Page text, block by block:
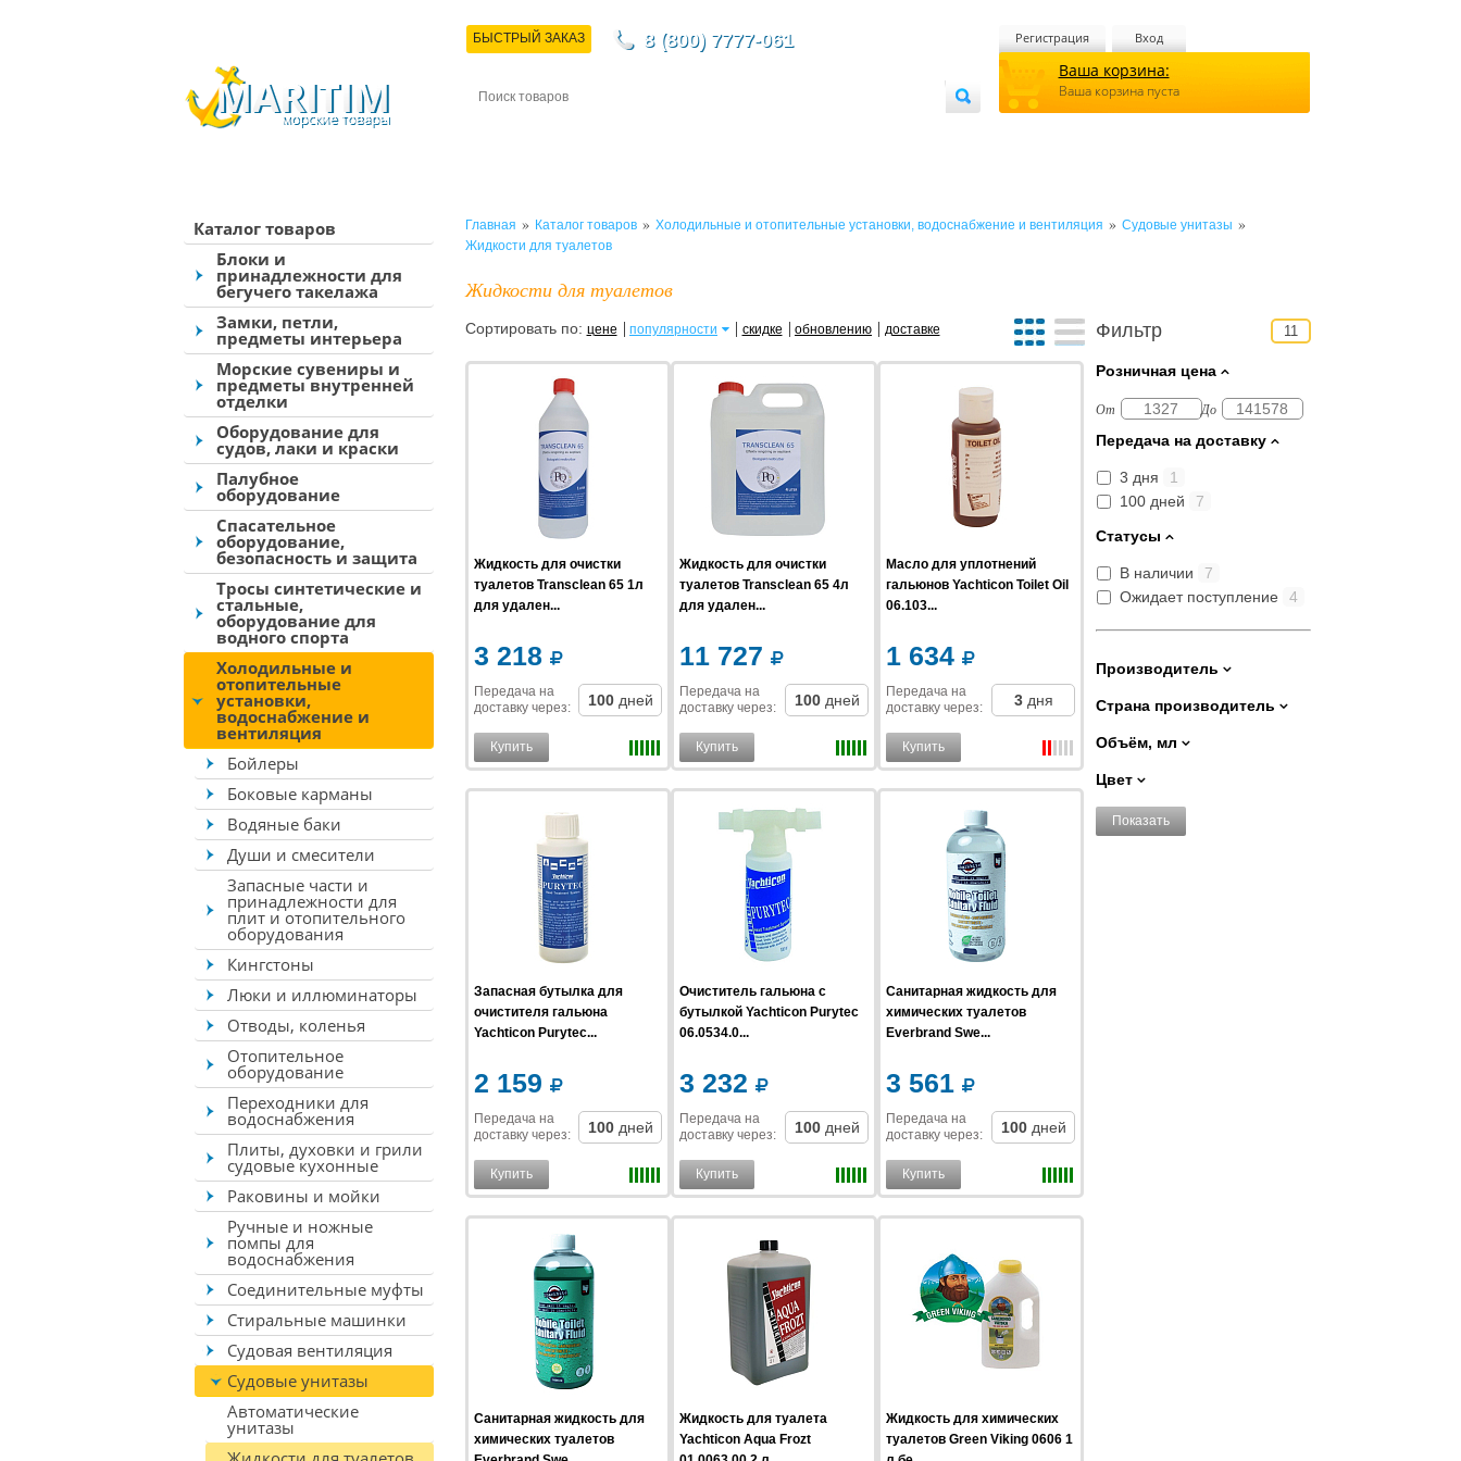
Регистрация Вход
Ваша корзина:
Ваша корзина пуста
БЫСТРЫЙ ЗАКАЗ 8 (800) 7777-061
Каталог товаров
Блоки и
принадлежности для
бегучего такелажа
Замки, петли,
предметы интерьера
Морские сувениры и
предметы внутренней
отделки
Оборудование для
судов, лаки и краски
Палубное
оборудование
Спасательное
оборудование,
безопасность и защита
Тросы синтетические и
стальные,
оборудование для
водного спорта
Холодильные и
отопительные
установки,
водоснабжение и
вентиляция
Бойлеры
Боковые карманы
Водяные баки
Души и смесители
Запасные части и
принадлежности для
плит и отопительного
оборудования
Кингстоны
Люки и иллюминаторы
Отводы, коленья
Отопительное
оборудование
Переходники для
водоснабжения
Плиты, духовки и грили
судовые кухонные
Раковины и мойки
Ручные и ножные
помпы для
водоснабжения
Соединительные муфты
Стиральные машинки
Судовая вентиляция
Судовые унитазы
Автоматические
унитазы
Главная » Каталог товаров» Холодильные и отопительные установки, водоснабжение и вентиляция » Судовые унитазы »
Жидкости для туалетов
Жидкости для туалетов
Фильтр 11
Розничная цена
От До
Передача на доставку
3 дня
1
100 дней
7
Статусы
В наличии
7
Ожидает поступление
4
Производитель
Страна производитель
Объём, мл
Цвет
Показать
Сортировать по: цене популярности скидке обновлению доставке
Жидкость для очистки
туалетов Transclean 65 1л
для удален...
3 218
Передача на
доставкучерез: 100 дней
Купить
Жидкость для очистки
туалетов Transclean 65 4л
для удален...
11 727
Передача на
доставку через: 100 дней
Купить
Масло для уплотнений
гальюнов Yachticon Toilet Oil
06.103...
1 634
Передача на
доставку через: 3 дня
Купить
Запасная бутылка для
очистителя гальюна
Yachticon Purytec...
2 159
Передача на
доставкучерез: 100 дней
Купить
Очиститель гальюна с
бутылкой Yachticon Purytec
06.0534.0...
3 232
Передача на
доставку через: 100 дней
Купить
Санитарная жидкость для
химических туалетов
Everbrand Swe...
3 561
Передача на
доставку через: 100 дней
Купить
Санитарная жидкость для
химических туалетов
Жидкость для туалета
Yachticon Aqua Frozt
Жидкость для химических
туалетов Green Viking 0606 1